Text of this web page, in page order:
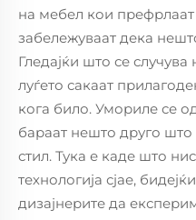
на мебел кои
забележуваат дека
Гледајќи што се
луѓето сакаат
кога било. Умориле се
бараат нешто друго
стил. Тука е каде што
технологија сјае,
дизајнерите да